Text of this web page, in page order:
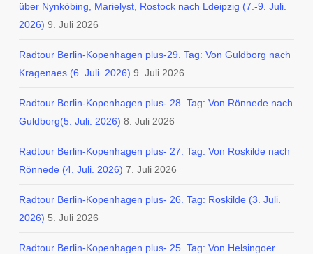
über Nynköbing, Marielyst, Rostock nach Ldeipzig (7.-9. Juli.
2026) 9. Juli 2026
Radtour Berlin-Kopenhagen plus-29. Tag: Von Guldborg nach
Kragenaes (6. Juli. 2026) 9. Juli 2026
Radtour Berlin-Kopenhagen plus- 28. Tag: Von Rönnede nach
Guldborg(5. Juli. 2026) 8. Juli 2026
Radtour Berlin-Kopenhagen plus- 27. Tag: Von Roskilde nach
Rönnede (4. Juli. 2026) 7. Juli 2026
Radtour Berlin-Kopenhagen plus- 26. Tag: Roskilde (3. Juli.
2026) 5. Juli 2026
Radtour Berlin-Kopenhagen plus- 25. Tag: Von Helsingoer